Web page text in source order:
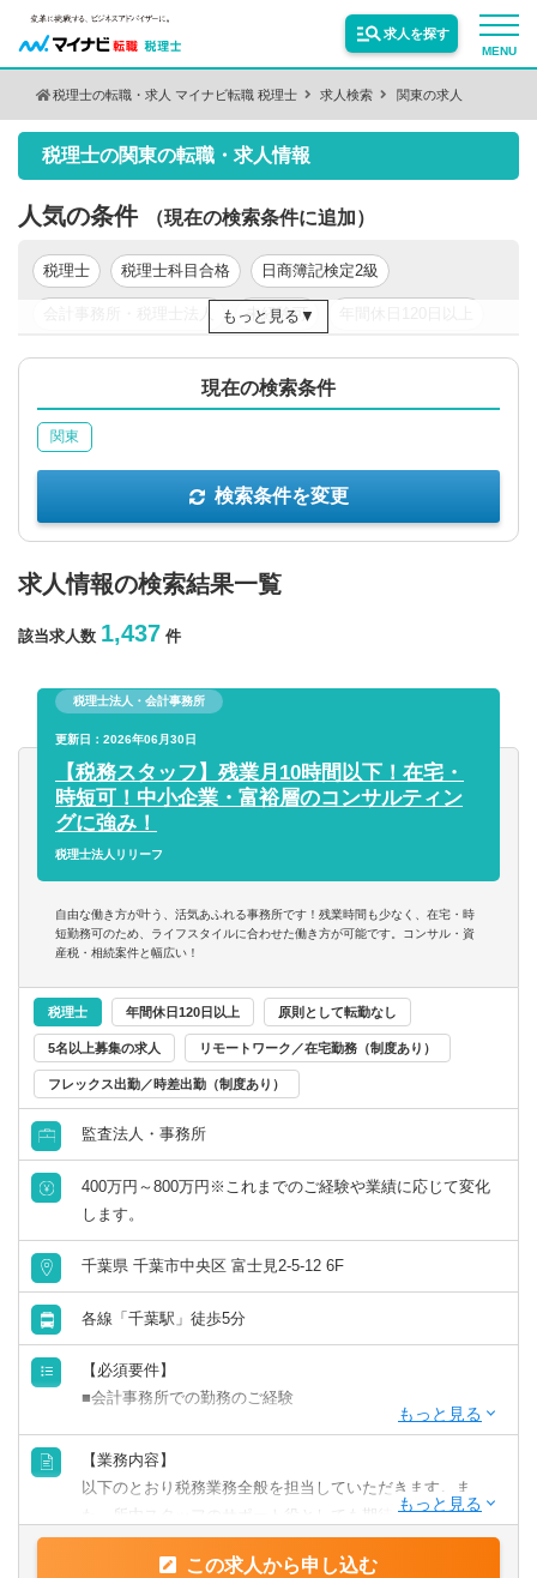
MENU
求人を探す
サービス紹介
転職お役立ち情報
業界情報
求人情報
税理士の転職・求人 マイナビ転職 税理士 求人検索 関東の求人
税理士の関東の転職・求人情報
人気の条件 （現在の検索条件に追加）
税理士 税理士科目合格 日商簿記検定2級
未経験可
新卒可 年収200万円以上 年収300万円以上
年収500万円以上
もっと見る
求人情報の検索結果一覧
該当求人数 1,437 件
税理士法人・会計事務所
更新日：2026年06月30日
【税務スタッフ】残業月10時間以下！在宅・
時短可！中小企業・富裕層のコンサルティン
グに強み！
税理士法人リリーフ
自由な働き方が叶う、活気あふれる事務所です！残業時間も少なく、在宅・時
短勤務可のため、ライフスタイルに合わせた働き方が可能です。コンサル・資
産税・相続案件と幅広い！
税理士 年間休日120日以上 原則として転勤なし
5名以上募集の求人 リモートワーク／在宅勤務（制度あり）
フレックス出勤／時差出勤（制度あり）
監査法人・事務所
400万円～800万円※これまでのご経験や業績に応じて変化
します。
千葉県 千葉市中央区 富士見2-5-12 6F
各線「千葉駅」徒歩5分
【必須要件】
■会計事務所での勤務のご経験
【歓迎要件】
■後輩指導（マネジメント）のご経験
■税理士科目合格/簿記等の資格をお持ちの方
【求める人物像】
【業務内容】
以下のとおり税務業務全般を担当していただきます。ま
た、所内スタッフのサポート役としても期待しておりま
す。
【具体的には】この求人から申し込む
現在の検索条件
関東
検索条件を変更
保有資格 絞り込む
業種
従業員数
以上
フリーワード
企業名のみで検索
休日・働き方
リモートワーク／在宅勤務（制度あり）
年間休日120日以上
原則として転勤なし
フレックス出勤／時差出勤（制度あり）
募集・採用情報
未経験可
年収1000万円以上の求人